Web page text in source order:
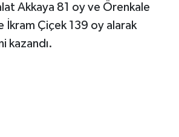
Akkaya 81 oy ve Örenkale
İkram Çiçek 139 oy alarak
kazandı.